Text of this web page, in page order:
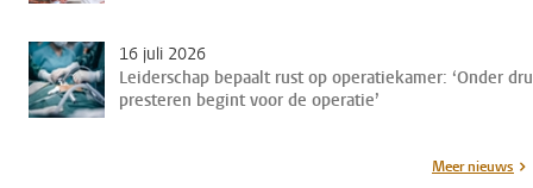
16 juli 2026
Leiderschap bepaalt rust op operatiekamer: ‘Onder
presteren begint voor de operatie’
Meer nieuws